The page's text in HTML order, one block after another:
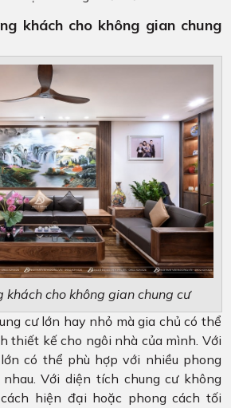
khách cho không gian chung
khách cho không gian chung cư
cư lớn hay nhỏ mà gia chủ có thể
thiết kế cho ngôi nhà của mình. Với
có thể phù hợp với nhiều phong
Với diện tích chung cư không
hiện đại hoặc phong cách tối